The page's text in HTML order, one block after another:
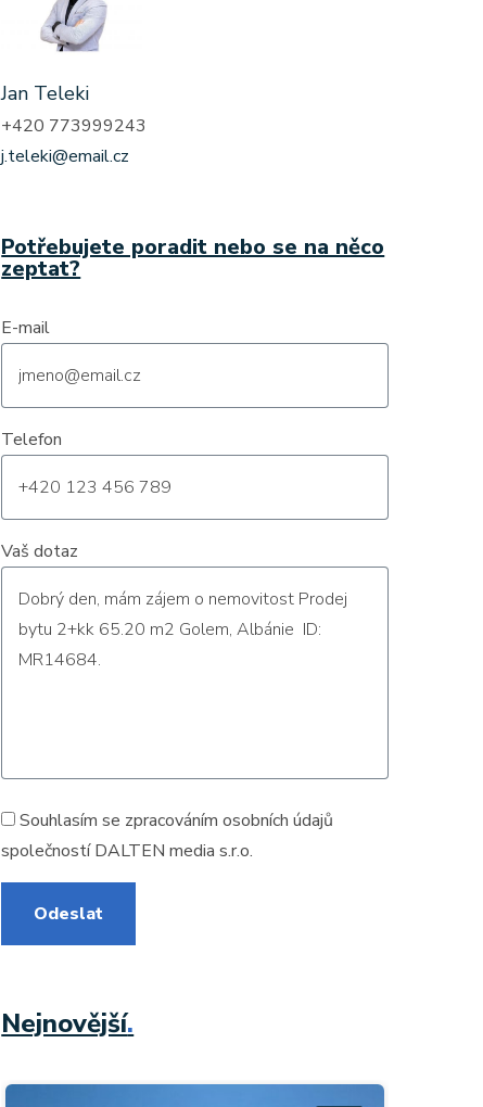
Jan Teleki
+420 773999243
j.teleki@email.cz
Potřebujete poradit nebo se na něco
zeptat?
E-mail
Telefon
Vaš dotaz
Souhlasím se zpracovánímosobních údajů
společností DALTEN media s.r.o.
Odeslat
Nejnovější.